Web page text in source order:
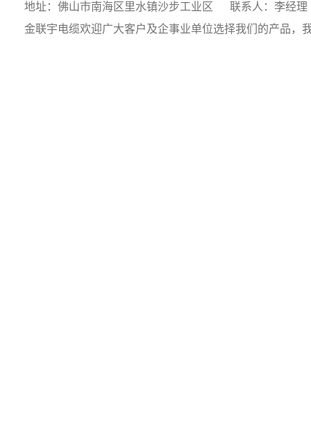
地址：佛山市南海区里水镇沙步工业区 联系人：李经
金联宇电缆欢迎广大客户及企事业单位选择我们的产品，